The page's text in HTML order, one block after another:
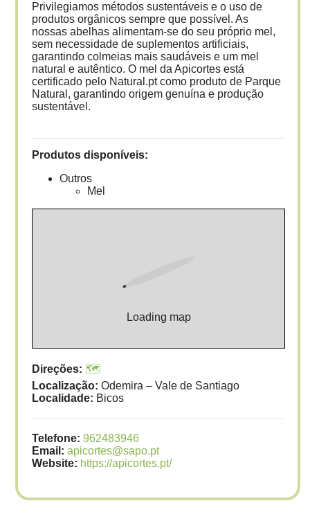
Privilegiamos métodos sustentáveis e o uso de
produtos orgânicos sempre que possível. As
nossas abelhas alimentam-se do seu próprio mel,
sem necessidade de suplementos artificiais,
garantindo colmeias mais saudáveis e um mel
natural e autêntico. O mel da Apicortes está
certificado pelo Natural.pt como produto de Parque
Natural, garantindo origem genuína e produção
sustentável.
Produtos disponíveis:
Outros
Mel
Loading map
Direções: 🗺️
Localização: Odemira – Vale de Santiago
Localidade: Bicos
Telefone:962483946
Email:apicortes@sapo.pt
Website: https://apicortes.pt/